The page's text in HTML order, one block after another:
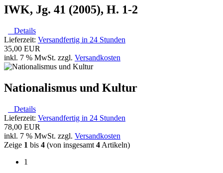
IWK, Jg. 41 (2005), H. 1-2
Details
Lieferzeit: Versandfertig in 24 Stunden
35,00 EUR
inkl. 7 % MwSt. zzgl. Versandkosten
Nationalismus und Kultur
Details
Lieferzeit: Versandfertig in 24 Stunden
78,00 EUR
inkl. 7 % MwSt. zzgl. Versandkosten
Zeige 1 bis 4 (von insgesamt 4 Artikeln)
1